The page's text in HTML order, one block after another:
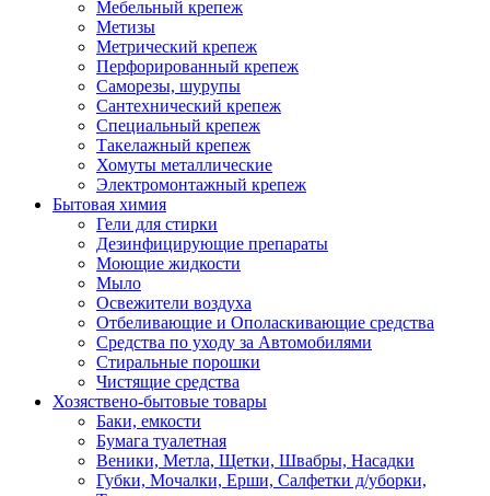
Мебельный крепеж
Метизы
Метрический крепеж
Перфорированный крепеж
Саморезы, шурупы
Сантехнический крепеж
Специальный крепеж
Такелажный крепеж
Хомуты металлические
Электромонтажный крепеж
Бытовая химия
Гели для стирки
Дезинфицирующие препараты
Моющие жидкости
Мыло
Освежители воздуха
Отбеливающие и Ополаскивающие средства
Средства по уходу за Автомобилями
Стиральные порошки
Чистящие средства
Хозяствено-бытовые товары
Баки, емкости
Бумага туалетная
Веники, Метла, Щетки, Швабры, Насадки
Губки, Мочалки, Ерши, Салфетки д/уборки,